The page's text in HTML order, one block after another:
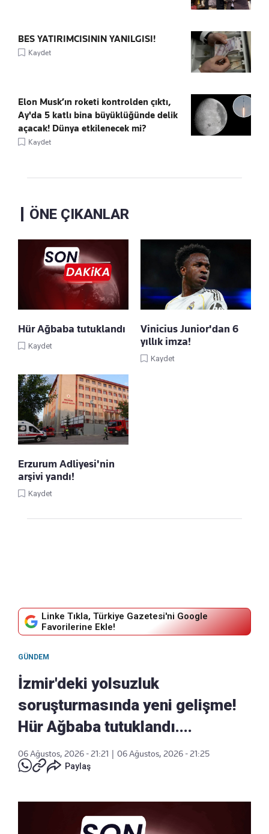
BES YATIRIMCISININ YANILGISI!
Kaydet
Elon Musk’ın roketi kontrolden çıktı,
Ay'da 5 katlı bina büyüklüğünde delik
açacak! Dünya etkilenecek mi?
Kaydet
ÖNE ÇIKANLAR
Hür Ağbaba tutuklandı
Kaydet
Vinicius Junior'dan 6
yıllık imza!
Kaydet
Erzurum Adliyesi'nin
arşivi yandı!
Kaydet
Linke Tıkla, Türkiye Gazetesi'ni Google
Favorilerine Ekle!
GÜNDEM
İzmir'deki yolsuzluk
soruşturmasında yeni gelişme!
Hür Ağbaba tutuklandı....
06 Ağustos, 2026 - 21:21
06 Ağustos, 2026 - 21:25
Paylaş